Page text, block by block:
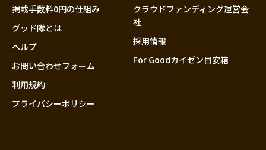
大分
掲載手数料0円の仕組み
グッド隊とは
ヘルプ
お問い合わせフォーム
利用規約
プライバシーポリシー
クラウドファンディング運営会
社
採用情報
For Goodカイゼン目安箱